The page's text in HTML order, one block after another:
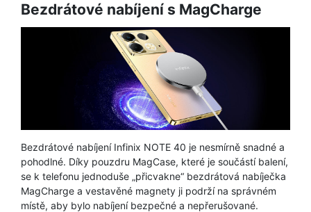
Bezdrátové nabíjení s MagCharge
Bezdrátové nabíjení Infinix NOTE 40 je nesmírně snadné a
pohodlné. Díky pouzdru MagCase, které je součástí balení,
se k telefonu jednoduše „přicvakne“ bezdrátová nabíječka
MagCharge a vestavěné magnety ji podrží na správném
místě, aby bylo nabíjení bezpečné a nepřerušované.